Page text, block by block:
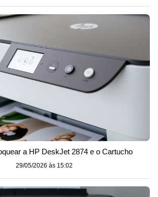
a HP DeskJet 2874 e o Cartucho
29/05/2026 às 15:02